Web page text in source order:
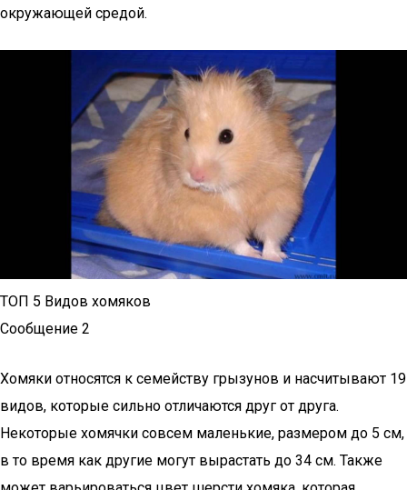
окружающей средой.
ТОП 5 Видов хомяков
Сообщение 2
Хомяки относятся к семейству грызунов и насчитывают 19
видов, которые сильно отличаются друг от друга.
Некоторые хомячки совсем маленькие, размером до 5 см,
в то время как другие могут вырастать до 34 см. Также